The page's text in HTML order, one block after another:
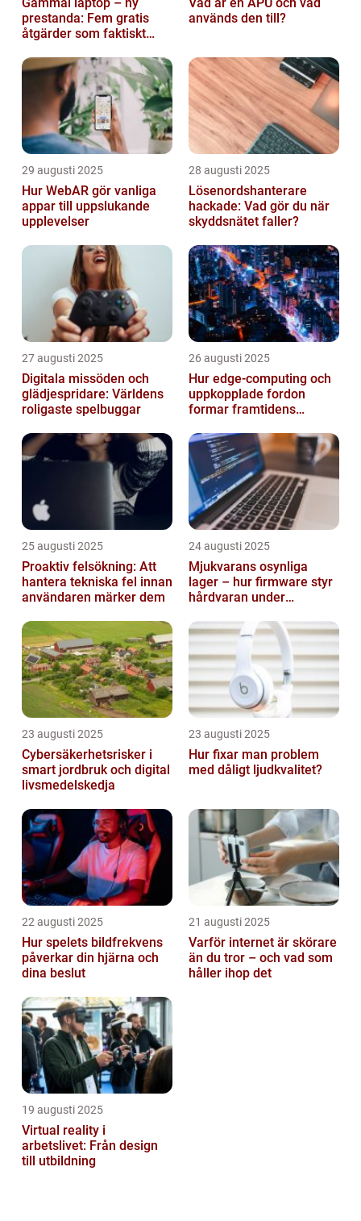
prestanda: Fem gratis
åtgärder som faktiskt
används den till?
29 augusti 2025
Hur WebAR gör vanliga
appar till uppslukande
upplevelser
28 augusti 2025
Lösenordshanterare
hackade: Vad gör du när
skyddsnätet faller?
27 augusti 2025
Digitala missöden och
glädjespridare: Världens
roligaste spelbuggar
26 augusti 2025
Hur edge‑computing och
uppkopplade fordon
formar framtidens
25 augusti 2025
Proaktiv felsökning: Att
hantera tekniska fel innan
användaren märker dem
24 augusti 2025
Mjukvarans osynliga
lager – hur firmware styr
hårdvaran under
23 augusti 2025
Cybersäkerhetsrisker i
smart jordbruk och digital
livsmedelskedja
23 augusti 2025
Hur fixar man problem
med dåligt ljudkvalitet?
22 augusti 2025
Hur spelets bildfrekvens
påverkar din hjärna och
dina beslut
21 augusti 2025
Varför internet är skörare
än du tror – och vad som
håller ihop det
19 augusti 2025
Virtual reality i
arbetslivet: Från design
till utbildning